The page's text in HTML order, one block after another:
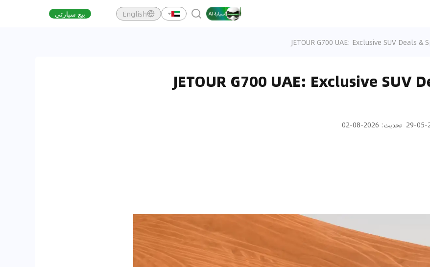
English بيع سيارتي
JETOUR G700 UAE: Exclusive SUV Deals &
JETOUR G700 UAE: Exclusive SUV
تحديث:
2026-08-02